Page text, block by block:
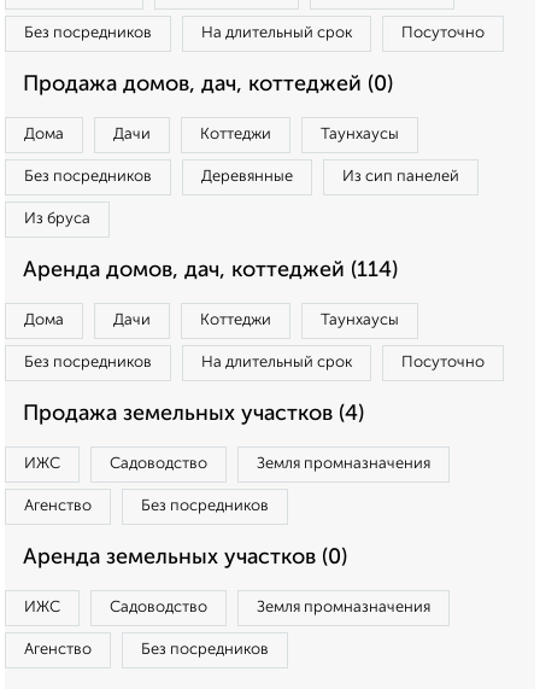
Без посредников На длительный срок Посуточно
Продажа домов, дач, коттеджей (0)
Дома Дачи Коттеджи Таунхаусы
Без посредников Деревянные Из сип панелей
Из бруса
Аренда домов, дач, коттеджей (114)
Дома Дачи Коттеджи Таунхаусы
Без посредников На длительный срок Посуточно
Продажа земельных участков (4)
ИЖС Садоводство Земля промназначения
Агенство Без посредников
Аренда земельных участков (0)
ИЖС Садоводство Земля промназначения
Агенство Без посредников